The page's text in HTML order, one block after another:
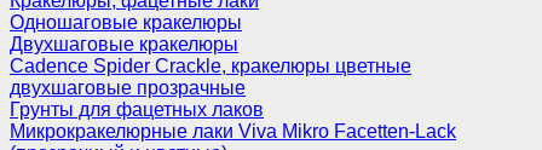
Одношаговые кракелюры
Двухшаговые кракелюры
Cadence Spider Crackle, кракелюры цветные
двухшаговые прозрачные
Грунты для фацетных лаков
Микрокракелюрные лаки Viva Mikro Facetten-Lack